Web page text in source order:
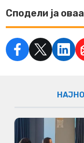
Сподели ја